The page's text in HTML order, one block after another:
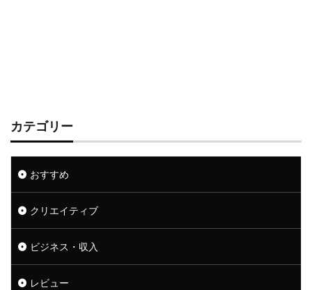
カテゴリー
おすすめ
クリエイティブ
ビジネス・収入
レビュー